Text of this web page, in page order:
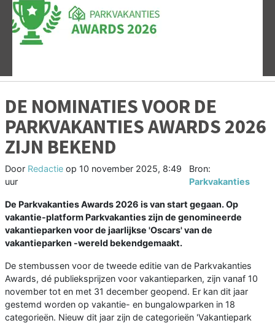
Vorige
DE NOMINATIES VOOR DE
PARKVAKANTIES AWARDS 2026
ZIJN BEKEND
Door Redactie op 10 november 2025, 8:49
uur
Bron:
Parkvakanties
De Parkvakanties Awards 2026 is van start gegaan. Op
vakantie-platform Parkvakanties zijn de genomineerde
vakantieparken voor de jaarlijkse 'Oscars' van de
vakantieparken -wereld bekendgemaakt.
De stembussen voor de tweede editie van de Parkvakanties
Awards, dé publieksprijzen voor vakantieparken, zijn vanaf 10
november tot en met 31 december geopend. Er kan dit jaar
gestemd worden op vakantie- en bungalowparken in 18
categorieën. Nieuw dit jaar zijn de categorieën 'Vakantiepark